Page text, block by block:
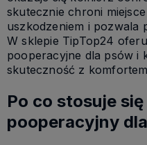
skutecznie chroni
uszkodzeniem i pozwala
W sklepie TipTop24
pooperacyjne dla psów i
skuteczność z
Po co stosuje się
pooperacyjny